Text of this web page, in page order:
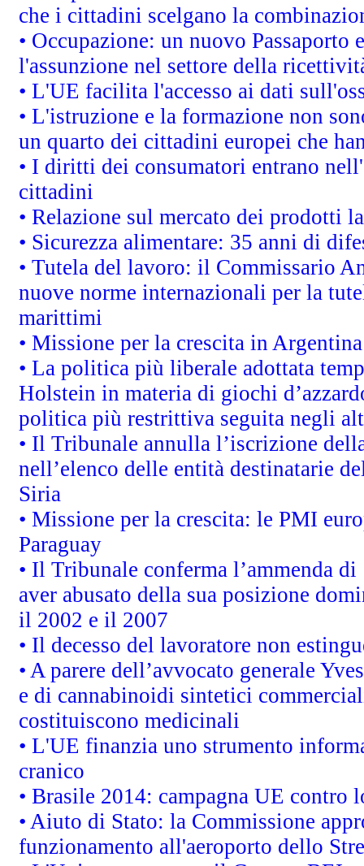
che i cittadini scelgano la
• Occupazione: un nuovo Passaporto
l'assunzione nel settore della
• L'UE facilita l'accesso ai dati
• L'istruzione e la formazione non
un quarto dei cittadini europei che
• I diritti dei consumatori entrano
cittadini
• Relazione sul mercato dei prodotti
• Sicurezza alimentare: 35 anni di
• Tutela del lavoro: il Commissario
nuove norme internazionali per la
marittimi
• Missione per la crescita in
• La politica più liberale adottata
Holstein in materia di giochi
politica più restrittiva seguita negli
• Il Tribunale annulla l’iscrizione
nell’elenco delle entità destinatarie
Siria
• Missione per la crescita: le PMI
Paraguay
• Il Tribunale conferma l’ammenda
aver abusato della sua posizione
il 2002 e il 2007
• Il decesso del lavoratore non
• A parere dell’avvocato generale
e di cannabinoidi sintetici
costituiscono medicinali
• L'UE finanzia uno strumento
cranico
• Brasile 2014: campagna UE contro
• Aiuto di Stato: la Commissione
funzionamento all'aeroporto dello